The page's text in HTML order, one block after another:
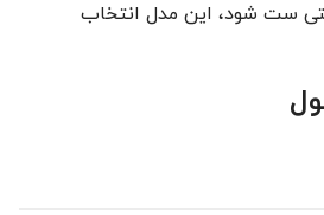
ست شود، این مدل انتخاب